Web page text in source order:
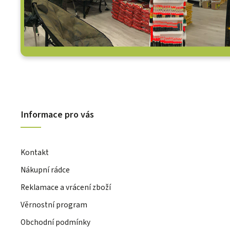
Informace pro vás
Kontakt
Nákupní rádce
Reklamace a vrácení zboží
Věrnostní program
Obchodní podmínky